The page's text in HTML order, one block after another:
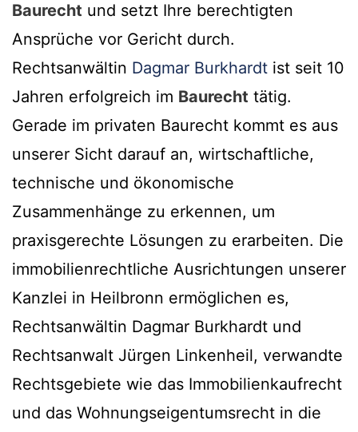
Baurecht und setzt Ihre berechtigten
Ansprüche vor Gericht durch.
Rechtsanwältin Dagmar Burkhardt ist seit 10
Jahren erfolgreich im Baurecht tätig.
Gerade im privaten Baurecht kommt es aus
unserer Sicht darauf an, wirtschaftliche,
technische und ökonomische
Zusammenhänge zu erkennen, um
praxisgerechte Lösungen zu erarbeiten. Die
immobilienrechtliche Ausrichtungen unserer
Kanzlei in Heilbronn ermöglichen es,
Rechtsanwältin Dagmar Burkhardt und
Rechtsanwalt Jürgen Linkenheil, verwandte
Rechtsgebiete wie das Immobilienkaufrecht
und das Wohnungseigentumsrecht in die